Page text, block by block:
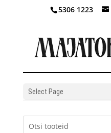
5306 1223
Select Page